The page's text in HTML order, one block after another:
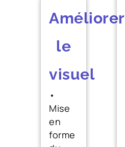
Améliorer
le
visuel
•
Mise
en
forme